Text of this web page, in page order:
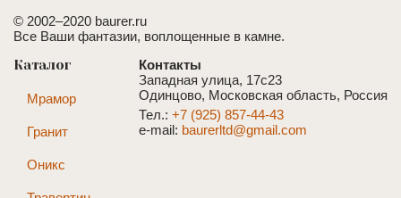
© 2002–2020 baurer.ru
Все Ваши фантазии, воплощенные в камне.
Контакты
Западная улица, 17с23
Одинцово, Московская область, Россия
Тел.: +7 (925) 857-44-43
e-mail: baurerltd@gmail.com
Каталог
Мрамор
Гранит
Оникс